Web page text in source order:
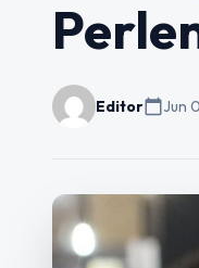
Editorcalendar_today Jun